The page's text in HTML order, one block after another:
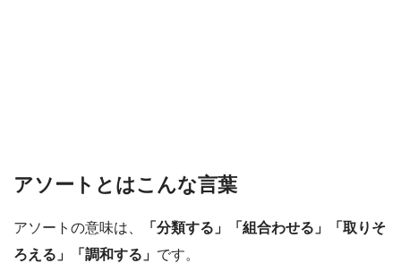
アソートとはこんな言葉
アソートの意味は、
「分類する」「組合わせる」「取りそ
ろえる」「調和する」 です。